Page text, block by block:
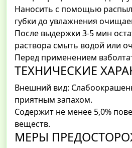
Наносить с помощью
губки до увлажнения
После выдержки 3-5 мин
раствора смыть водой или
Перед применением
ТЕХНИЧЕСКИЕ
Внешний вид:
приятным запахом.
Содержит не менее 5,0%
веществ.
МЕРЫ